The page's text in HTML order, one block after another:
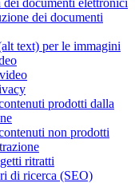
dei documenti
text) per le immagini
prodotti dalla
non prodotti
ritratti
di ricerca (SEO)